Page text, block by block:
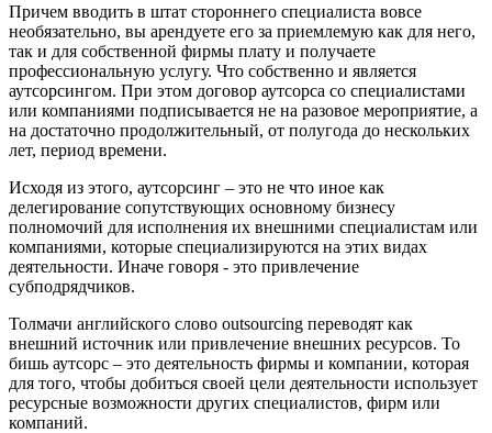
Причем вводить в штат стороннего специалиста вовсе
необязательно, вы арендуете его за приемлемую как для него,
так и для собственной фирмы плату и получаете
профессиональную услугу. Что собственно и является
аутсорсингом. При этом договор аутсорса со специалистами
или компаниями подписывается не на разовое мероприятие, а
на достаточно продолжительный, от полугода до нескольких
лет, период времени.
Исходя из этого, аутсорсинг – это не что иное как
делегирование сопутствующих основному бизнесу
полномочий для исполнения их внешними специалистам или
компаниями, которые специализируются на этих видах
деятельности. Иначе говоря - это привлечение
субподрядчиков.
Толмачи английского слово outsourcing переводят как
внешний источник или привлечение внешних ресурсов. То
бишь аутсорс – это деятельность фирмы и компании, которая
для того, чтобы добиться своей цели деятельности использует
ресурсные возможности других специалистов, фирм или
компаний.